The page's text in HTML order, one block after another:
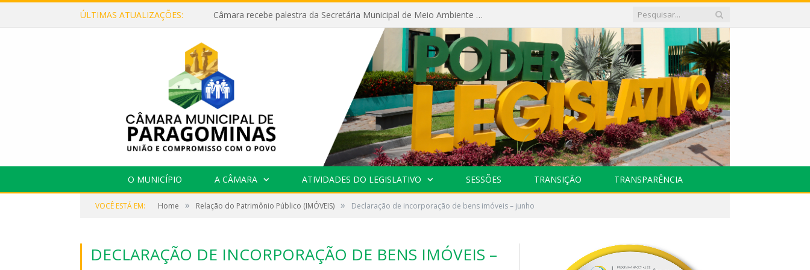
ÚLTIMAS ATUALIZAÇÕES: Câmara recebe palestra da Secretária Municipal de Meio Ambiente sobre as ações da “SEMANA DO MEIO AMBIENTE”
O MUNICÍPIO A CÂMARA ATIVIDADES DO LEGISLATIVO SESSÕES TRANSIÇÃO TRANSPARÊNCIA
VOCÊ ESTÁ EM: Home » Relação do Patrimônio Público (IMÓVEIS) » Declaração de incorporação de bens imóveis – junho
DECLARAÇÃO DE INCORPORAÇÃO DE BENS IMÓVEIS –